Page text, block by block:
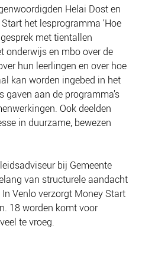
Helai Dost en
het lesprogramma ‘Hoe
met tientallen
onderwijs en mbo over de
hun leerlingen en over hoe
kan worden ingebed in het
gaven aan de programma’s
Ook deelden
in duurzame, bewezen
bij Gemeente
van structurele aandacht
Venlo verzorgt Money Start
18 worden komt voor
te vroeg.